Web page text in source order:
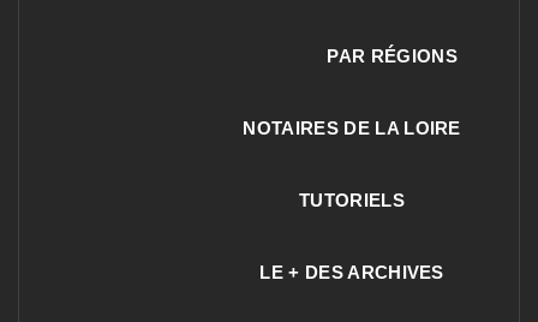
PAR RÉGIONS
NOTAIRES DE LA LOIRE
TUTORIELS
LE + DES ARCHIVES